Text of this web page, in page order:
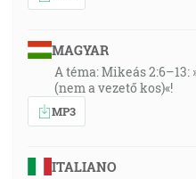
MAGYAR
A téma: Mikeás
(nem a vezető kos)«!
MP3
ITALIANO